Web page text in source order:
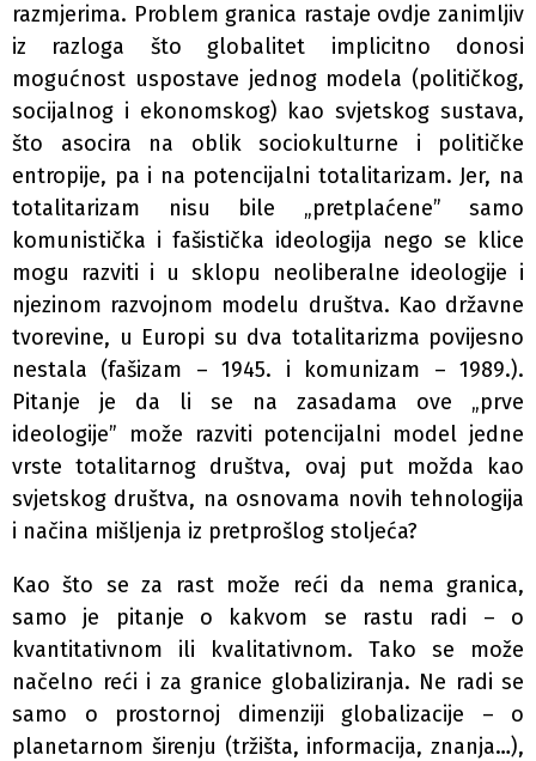
razmjerima. Problem granica rastaje ovdje zanimljiv
iz razloga što globalitet implicitno donosi
mogućnost uspostave jednog modela (političkog,
socijalnog i ekonomskog) kao svjetskog sustava,
što asocira na oblik sociokulturne i političke
entropije, pa i na potencijalni totalitarizam. Jer, na
totalitarizam nisu bile „pretplaćene” samo
komunistička i fašistička ideologija nego se klice
mogu razviti i u sklopu neoliberalne ideologije i
njezinom razvojnom modelu društva. Kao državne
tvorevine, u Europi su dva totalitarizma povijesno
nestala (fašizam – 1945. i komunizam – 1989.).
Pitanje je da li se na zasadama ove „prve
ideologije” može razviti potencijalni model jedne
vrste totalitarnog društva, ovaj put možda kao
svjetskog društva, na osnovama novih tehnologija
i načina mišljenja iz pretprošlog stoljeća?
Kao što se za rast može reći da nema granica,
samo je pitanje o kakvom se rastu radi – o
kvantitativnom ili kvalitativnom. Tako se može
načelno reći i za granice globaliziranja. Ne radi se
samo o prostornoj dimenziji globalizacije – o
planetarnom širenju (tržišta, informacija, znanja…),